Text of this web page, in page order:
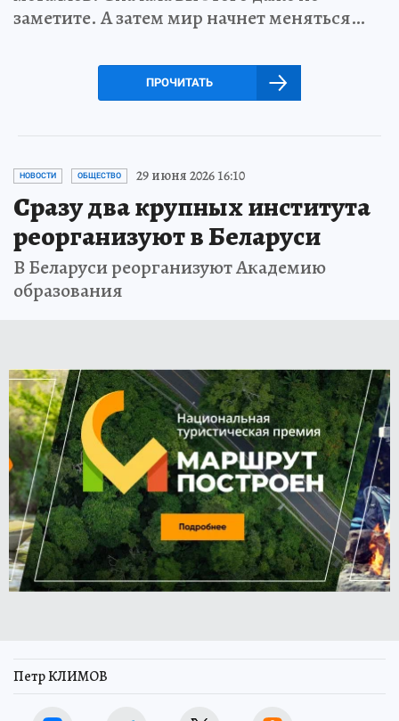
заметите. А затем мир начнет меняться…
ПРОЧИТАТЬ
НОВОСТИ ОБЩЕСТВО 29 июня 2026 16:10
Сразу два крупных института
реорганизуют в Беларуси
В Беларуси реорганизуют Академию
образования
Петр КЛИМОВ